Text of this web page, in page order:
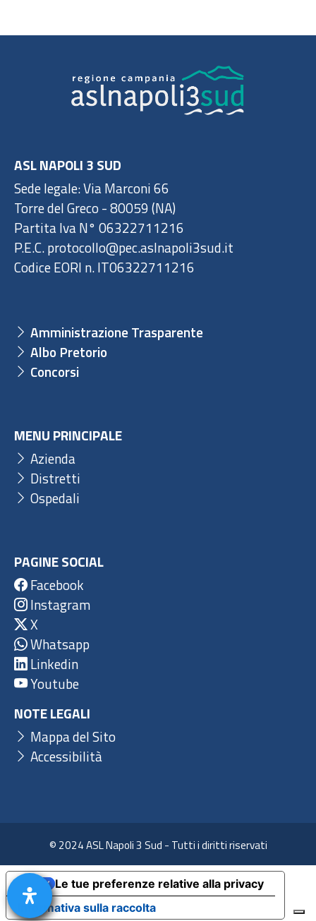
ASL NAPOLI 3 SUD
Sede legale: Via Marconi 66
Torre del Greco - 80059 (NA)
Partita Iva N° 06322711216
P.E.C. protocollo@pec.aslnapoli3sud.it
Codice EORI n. IT06322711216
Amministrazione Trasparente
Albo Pretorio
Concorsi
MENU PRINCIPALE
Azienda
Distretti
Ospedali
PAGINE SOCIAL
Facebook
Instagram
X
Whatsapp
Linkedin
Youtube
NOTE LEGALI
Mappa del Sito
Accessibilità
© 2024 ASL Napoli 3 Sud - Tutti i diritti riservati
Informativa sulla raccolta
Le tue preferenze relative alla privacy